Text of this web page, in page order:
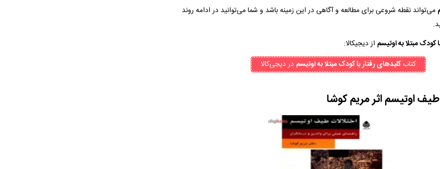
می‌تواند نقطه شروعی برای مطالعه و آگاهی در این زمینه باشد و شما می‌توانید در ادامه روند
کودک مبتلا به اوتیسم از دیجیکالا:
کتاب‌کلیدهای رفتار با کودک مبتلا به اوتیسم در دیجی‌کالا